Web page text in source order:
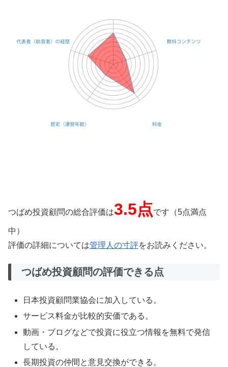
つばめ投資顧問の総合評価は3.5点です（5点満点
中）
評価の詳細については管理人の寸評をお読みください。
つばめ投資顧問の評価できる点
日本投資顧問業協会に加入している。
サービス料金が比較的安価である。
動画・ブログなどで投資に役立つ情報を無料で発信
している。
長期投資の仲間と意見交換ができる。